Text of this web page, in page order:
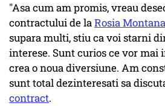
"Asa cum am promis, vreau
contractului de laRosia Montana
supara multi, stiu ca voi starni
interese. Sunt curios ce vor mai
crea o noua diversiune. Am
sunt total dezinteresati sa
contract.